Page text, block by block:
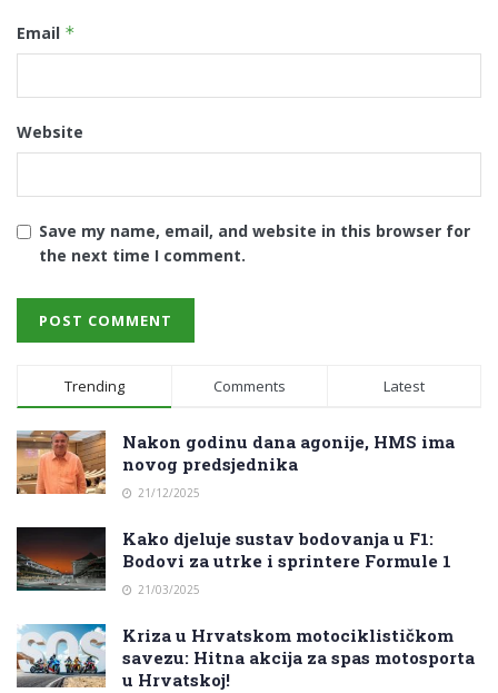
Email *
Website
Save my name, email, and website in this browser for
the next time I comment.
Trending Comments Latest
Nakon godinu dana agonije, HMS ima
novog predsjednika
21/12/2025
Kako djeluje sustav bodovanja u F1:
Bodovi za utrke i sprintere Formule 1
21/03/2025
Kriza u Hrvatskom motociklističkom
savezu: Hitna akcija za spas motosporta
u Hrvatskoj!